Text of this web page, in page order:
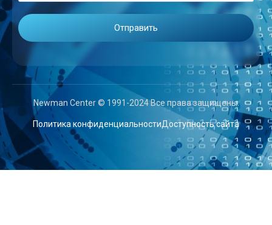
Newman Center © 1991-2024 Все права защищены.
Политика конфиденциальностиДоступность сайта